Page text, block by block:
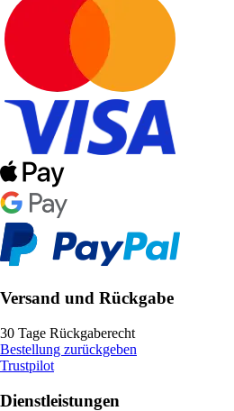
Versand und Rückgabe
30 Tage Rückgaberecht
Bestellung zurückgeben
Trustpilot
Dienstleistungen